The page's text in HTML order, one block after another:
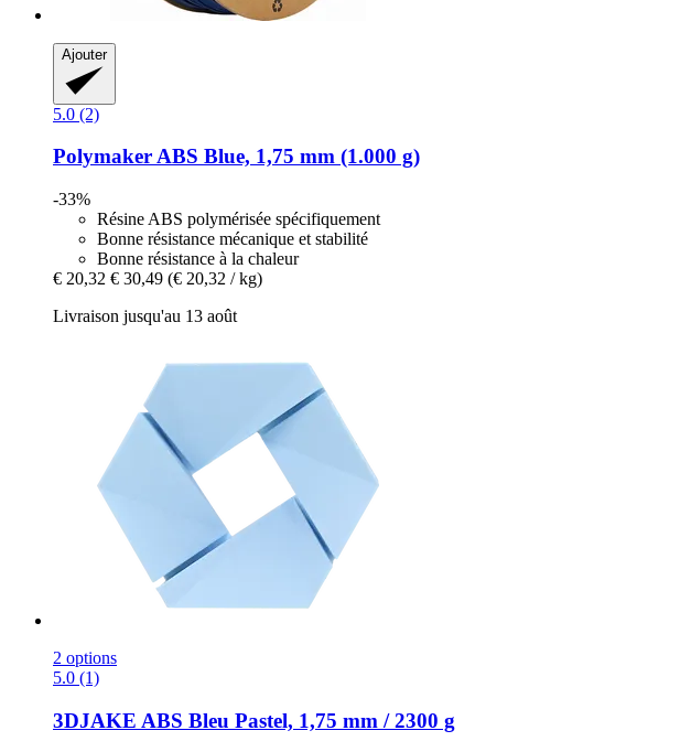
Ajouter
5.0 (2)
PolymakerABS Blue, 1,75 mm (1.000 g)
-33%
Résine ABS polymérisée spécifiquement
Bonne résistance mécanique et stabilité
Bonne résistance à la chaleur
€ 20,32 € 30,49 (€ 20,32 / kg)
Livraison jusqu'au 13 août
2 options
5.0 (1)
3DJAKE ABS Bleu Pastel, 1,75 mm / 2300 g